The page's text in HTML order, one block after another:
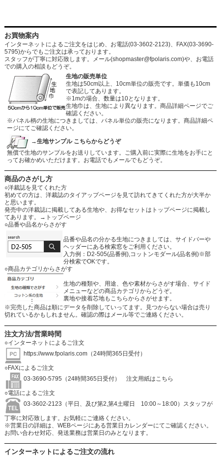
お買物案内
インターネットによるご注文をはじめ、お電話(03-3602-2123)、FAX(03-3690-
5795)からでもご注文は承っております。
スタッフが丁寧に対応致します。メール(shopmaster@fpolaris.com)や、お電話
での購入の相談もどうぞ。
生地の販売単位
生地は50cm以上、10cm単位の販売です。単価も10cm
で表記してあります。
※1mの場合、数量は10となります。
生地巾は、生地により異なります。商品詳細ページでご
確認ください。
※パネル柄の生地につきましては、パネル単位の販売になります。商品詳細ペ
ージにてご確認ください。
→生地サンプル こちらからどうぞ
無償で生地のサンプルをお送りしています。ご購入前に実際に生地をお手にと
ってお確かめいただけます。お電話でもメールでもどうぞ。
商品のさがし方
○洋裁誌を見てくれた方
初めての方は、洋裁誌のタイアップページを見て訪れてきてくれた方が大半か
と思います。
発売中の洋裁誌に掲載してある生地や、お得なセットはトップページに掲載し
てあります。
→トップページ
○品番や品名からさがす
品番や品名の分かる生地につきましては、サイドバーや
ヘッダーにある検索窓をご利用ください。
入力例：D2-505(品番例),コットンモダール(品名例)※部
分検索でOKです。
○商品カテゴリからさがす
生地の種類や、用途、色や素材からさがす場合、サイド
メニューなどの商品カテゴリからどうぞ。
裏地や接着芯地もこちらからさがせます。
※完売した商品は順にデータを削除していってます。見つからない場合は売り
切れているかもしれません。確認の際はメール等でご連絡ください。
注文方法/営業時間
○インターネットによるご注文
https://www.fpolaris.com（24時間365日受付）
○FAXによるご注文
03-3690-5795（24時間365日受付）
注文用紙はこちら
○電話によるご注文
03-3602-2123（平日、及び第2,第4土曜日 10:00～18:00）スタッフが
丁寧に対応致します。お気軽にご連絡ください。
※営業日の詳細は、WEBページにある営業日カレンダーにてご確認ください。
お問い合わせ対応、発送業務は営業日のみとなります。
インターネットによるご注文の流れ